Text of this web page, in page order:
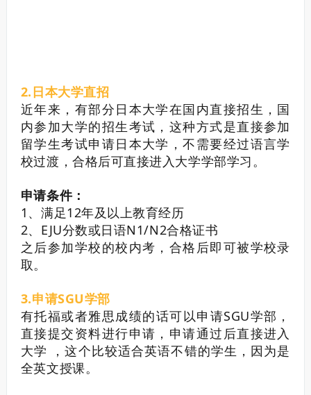
2.日本大学直招
近年来，有部分日本大学在国内直接招生，国
内参加大学的招生考试，这种方式是直接参加
留学生考试申请日本大学，不需要经过语言学
校过渡，合格后可直接进入大学学部学习。
申请条件：
1、满足12年及以上教育经历
2、EJU分数或日语N1/N2合格证书
之后参加学校的校内考，合格后即可被学校录
取。
3.申请SGU学部
有托福或者雅思成绩的话可以申请SGU学部，
直接提交资料进行申请，申请通过后直接进入
大学 ，这个比较适合英语不错的学生，因为是
全英文授课。